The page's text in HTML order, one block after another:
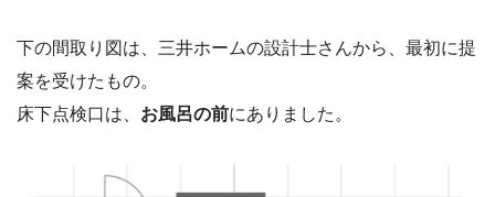
下の間取り図は、三井ホームの設計士さんから、最初に提
案を受けたもの。
床下点検口は、 お風呂の前にありました。